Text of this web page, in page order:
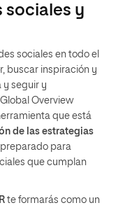
sociales y
sociales en todo el
buscar inspiración y
y seguir y
Overview
que está
de las estrategias
preparado para
que cumplan
te formarás como un